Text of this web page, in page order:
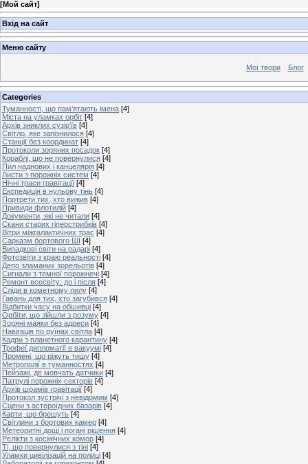
[Мой сайт]
Вхід на сайт
Меню сайту
Мої твори Блог
Categories
Туманності, що пам’ятають імена [4]
Міста на уламках орбіт [4]
Архів зниклих сузір’їв [4]
Світло, яке запізнилося [4]
Станції без координат [4]
Протоколи зоряних посадок [4]
Кораблі, що не повернулися [4]
Пил наднових і канцелярія [4]
Листи з порожніх систем [4]
Нічні траси гравітації [4]
Експедиція в нульову тінь [4]
Портрети тих, хто вижив [4]
Привиди флотилій [4]
Документи, які не читали [4]
Скани старих гіперстрибків [4]
Вітри міжгалактичних трас [4]
Сарказм бортового ШІ [4]
Випадкові світи на радарі [4]
Фотозвіти з краю реальності [4]
Депо зламаних зорельотів [4]
Сигнали з темної порожнечі [4]
Ремонт всесвіту: до і після [4]
Сліди в кометному пилу [4]
Гавань для тих, хто загубився [4]
Відбитки часу на обшивці [4]
Орбіти, що зійшли з розуму [4]
Зоряні маяки без адреси [4]
Навігація по руїнах світла [4]
Кадри з планетного карантину [4]
Трофеї дипломатії в вакуумі [4]
Промені, що ріжуть тишу [4]
Метрополії в туманностях [4]
Пейзажі, де мовчать датчики [4]
Патрулі порожніх секторів [4]
Архів шрамів гравітації [4]
Протокол зустрічі з невідомим [4]
Сцени з астероїдних базарів [4]
Карти, що брешуть [4]
Світлини з бортових камер [4]
Метеоритні дощі і погані рішення [4]
Релікти з космічних комор [4]
Ті, що повернулися з тіні [4]
Уламки цивілізацій на полиці [4]